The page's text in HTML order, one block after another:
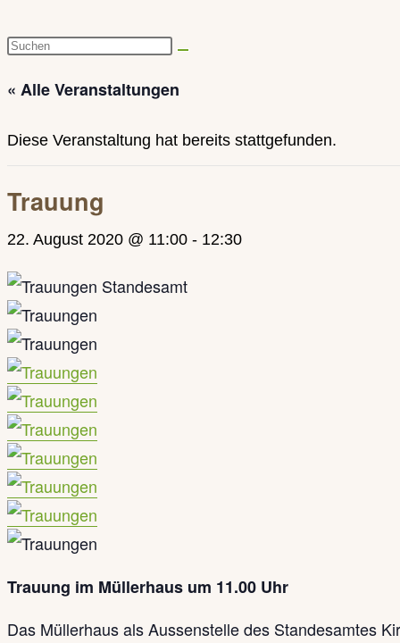
Diese
durchsuchen
« Alle Veranstaltungen
Diese Veranstaltung hat bereits stattgefunden.
Trauung
22. August 2020 @ 11:00 - 12:30
Trauung im Müllerhaus um 11.00 Uhr
Das Müllerhaus als Aussenstelle des Standesamtes